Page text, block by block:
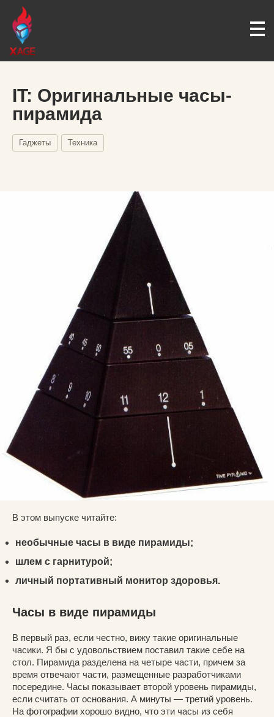
IT: Оригинальные часы-
пирамида
Гаджеты Техника
В этом выпуске читайте:
необычные часы в виде пирамиды;
шлем с гарнитурой;
личный портативный монитор здоровья.
Часы в виде пирамиды
В первый раз, если честно, вижу такие оригинальные
часики. Я бы с удовольствием поставил такие себе на
стол. Пирамида разделена на четыре части, причем за
время отвечают части, размещенные разработчиками
посередине. Часы показывает второй уровень пирамиды,
если считать от основания. А минуты — третий уровень.
На фотографии хорошо видно, что эти часы из себя